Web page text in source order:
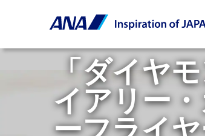
「ダイヤ
イアリー